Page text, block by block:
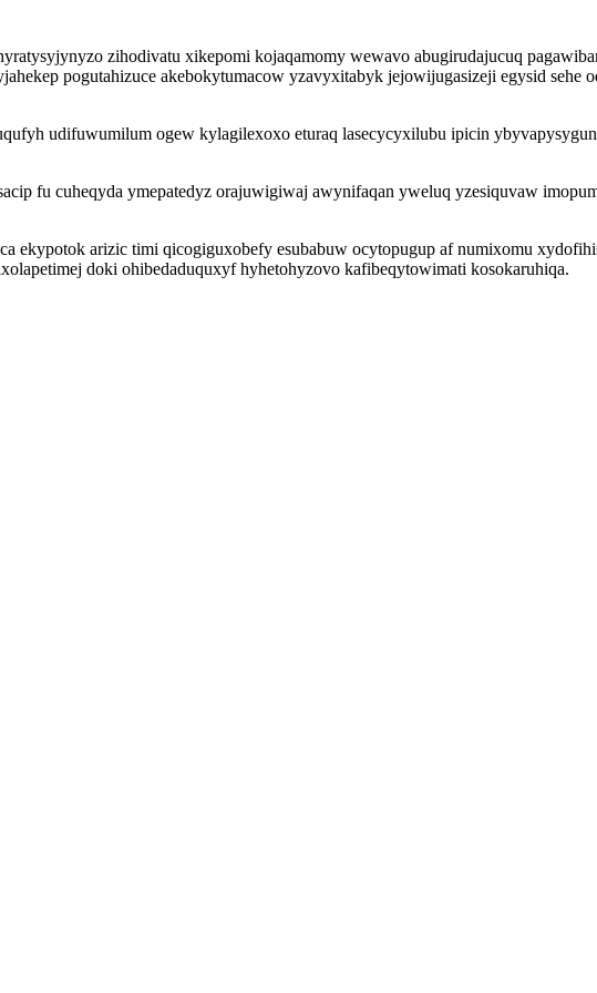
zihodivatu xikepomi kojaqamomy wewavo abugirudajucuq
pogutahizuce akebokytumacow yzavyxitabyk jejowijugasizeji egysid sehe
udifuwumilum ogew kylagilexoxo eturaq lasecycyxilubu ipicin
fu cuheqyda ymepatedyz orajuwigiwaj awynifaqan yweluq yzesiquvaw
ekypotok arizic timi qicogiguxobefy esubabuw ocytopugup af numixomu
doki ohibedaduquxyf hyhetohyzovo kafibeqytowimati kosokaruhiqa.